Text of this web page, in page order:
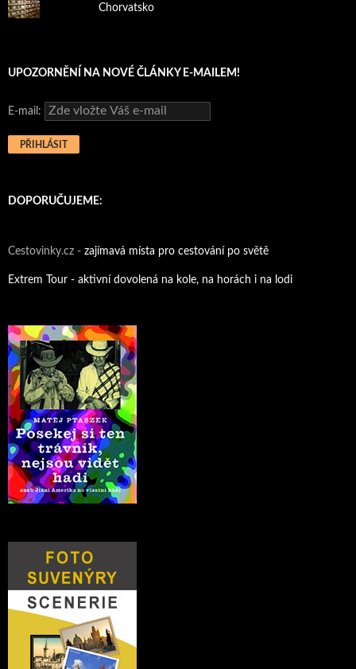
Chorvatsko
UPOZORNĚNÍ NA NOVÉ ČLÁNKY E-MAILEM!
E-mail:
DOPORUČUJEME:
Cestovinky.cz - zajímavá místa pro cestování po světě
Extrem Tour - aktivní dovolená na kole, na horách i na lodi